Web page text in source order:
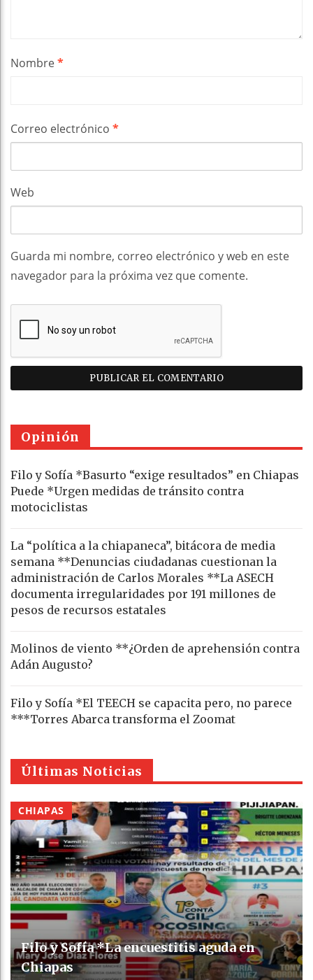
Nombre*
Correo electrónico *
Web
Guarda mi nombre, correo electrónico y web en este
navegador para la próxima vez que comente.
Opinión
Filo y Sofía *Basurto “exige resultados” en Chiapas
Puede *Urgen medidas de tránsito contra
motociclistas
La “política a la chiapaneca”, bitácora de media
semana **Denuncias ciudadanas cuestionan la
administración de Carlos Morales **La ASECH
documenta irregularidades por 191 millones de
pesos de recursos estatales
Molinos de viento **¿Orden de aprehensión contra
Adán Augusto?
Filo y Sofía *El TEECH se capacita pero, no parece
***Torres Abarca transforma el Zoomat
Últimas Noticias
CHIAPAS
Filo y Sofía *La encuestitis aguda en
Chiapas